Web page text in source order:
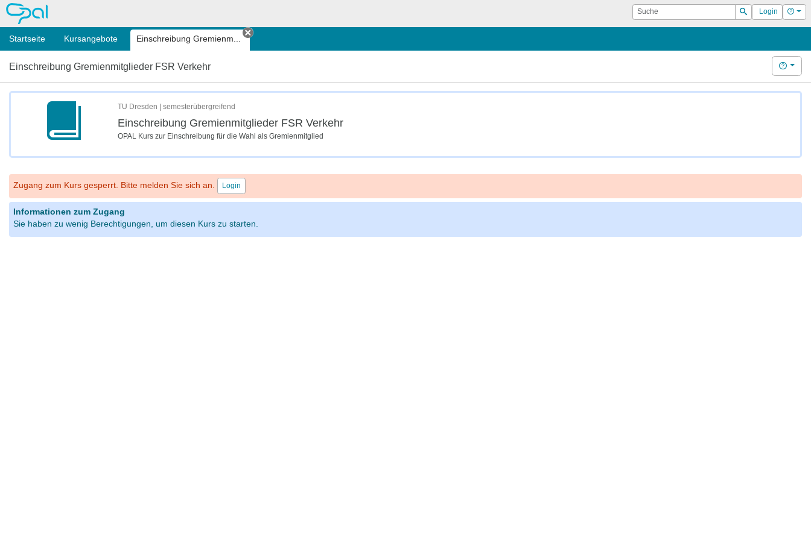
OPAL Suche
Suchen
Login Hilfe
Startseite Kursangebote Einschreibung Gremienm...
Tab schließen
Einschreibung Gremienmitglieder FSR Verkehr Hilfe
TU Dresden | semesterübergreifend
Einschreibung Gremienmitglieder FSR Verkehr
OPAL Kurs zur Einschreibung für die Wahl als Gremienmitglied
Zugang zum Kurs gesperrt. Bitte melden Sie sich an. Login
Informationen zum Zugang
Sie haben zu wenig Berechtigungen, um diesen Kurs zu starten.